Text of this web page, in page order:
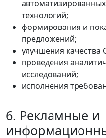
технологий;
формирования и
предложений;
улучшения качества
проведения
исследований;
исполнения
6. Рекламные и